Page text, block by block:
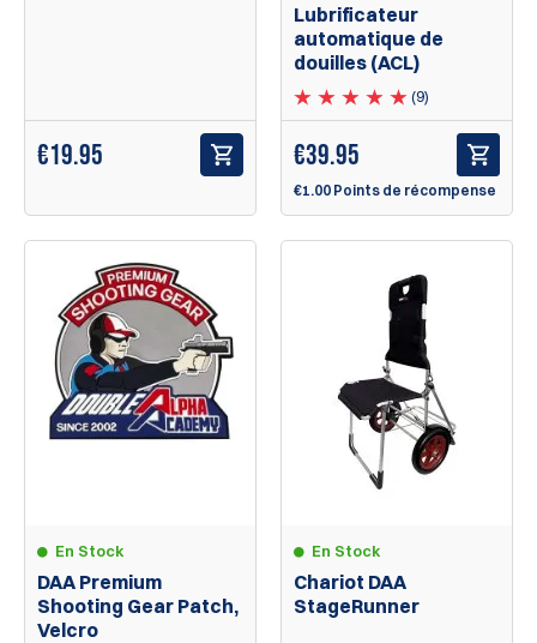
€19.95
Lubrificateur
automatique de
douilles (ACL)
(9)
€39.95
€1.00 Points de récompense
En Stock
DAA Premium
Shooting Gear Patch,
Velcro
En Stock
Chariot DAA
StageRunner